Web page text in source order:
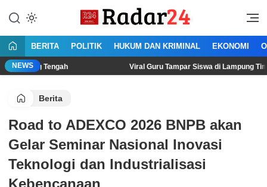
konten
Radar24.co.id
Jujur Lantang Bersuara
BERITA POLITIK HUKUM DAN KRIMINAL EKONOMI
NEWS Viral Guru Tampar Siswa di Lampung Timur, Salah
Berita
Road to ADEXCO 2026 BNPB akan
Gelar Seminar Nasional Inovasi
Teknologi dan Industrialisasi
Kebencanaan